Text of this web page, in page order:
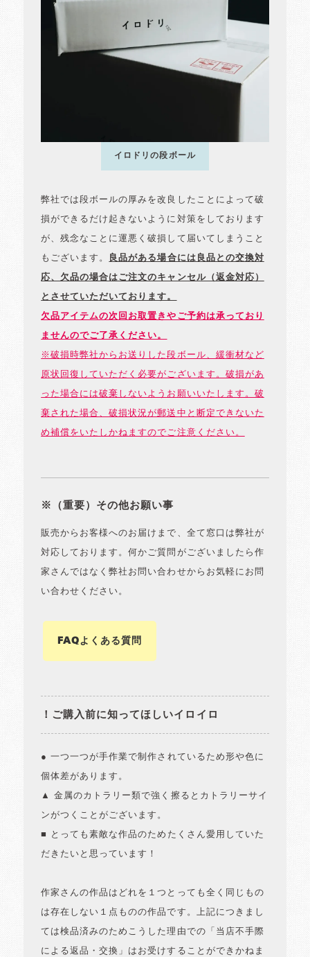
イロドリの段ボール
弊社では段ボールの厚みを改良したことによって破
損ができるだけ起きないように対策をしております
が、残念なことに運悪く破損して届いてしまうこと
もございます。 良品がある場合には良品との交換対
応、欠品の場合はご注文のキャンセル（返金対応）
とさせていただいております。
欠品アイテムの次回お取置きやご予約は承っており
ませんのでご了承ください。
※破損時弊社からお送りした段ボール、緩衝材など
原状回復していただく必要がございます。破損があ
った場合には破棄しないようお願いいたします。破
棄された場合、破損状況が郵送中と断定できないた
め補償をいたしかねますのでご注意ください。
※（重要）その他お願い事
販売からお客様へのお届けまで、全て窓口は弊社が
対応しております。何かご質問がございましたら作
家さんではなく弊社お問い合わせからお気軽にお問
い合わせください。
FAQよくある質問
！ご購入前に知ってほしいイロイロ
● 一つ一つが手作業で制作されているため形や色に
個体差があります。
▲ 金属のカトラリー類で強く擦るとカトラリーサイ
ンがつくことがございます。
■ とっても素敵な作品のためたくさん愛用していた
だきたいと思っています！
作家さんの作品はどれを１つとっても全く同じもの
は存在しない１点ものの作品です。上記につきまし
ては検品済みのためこうした理由での「当店不手際
による返品・交換」はお受けすることができかねま